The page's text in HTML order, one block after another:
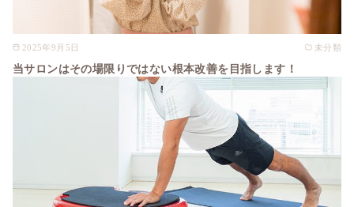
2025年9月5日 未分類
当サロンはその場限りではない根本改善を目指します！